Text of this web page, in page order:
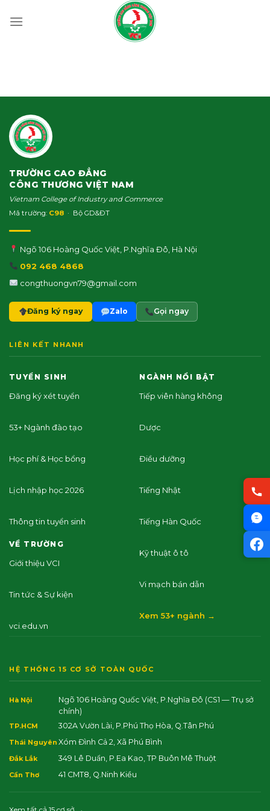
TRƯỜNG CAO ĐẲNG
CÔNG THƯƠNG VIỆT NAM
Vietnam College of Industry and Commerce
Mã trường: C98 · Bộ GD&ĐT
Ngõ 106 Hoàng Quốc Việt, P.Nghĩa Đô, Hà Nội
092 468 4868
congthuongvn79@gmail.com
Đăng ký ngay Zalo Gọi ngay
LIÊN KẾT NHANH
TUYỂN SINH
Đăng ký xét tuyển
53+ Ngành đào tạo
Học phí & Học bổng
Lịch nhập học 2026
Thông tin tuyển sinh
VỀ TRƯỜNG
Giới thiệu VCI
Tin tức & Sự kiện
vci.edu.vn
NGÀNH NỔI BẬT
Tiếp viên hàng không
Dược
Điều dưỡng
Tiếng Nhật
Tiếng Hàn Quốc
Kỹ thuật ô tô
Vi mạch bán dẫn
Xem 53+ ngành →
HỆ THỐNG 15 CƠ SỞ TOÀN QUỐC
Hà Nội Ngõ 106 Hoàng Quốc Việt, P.Nghĩa Đô (CS1 — Trụ sở
chính)
TP.HCM 302A Vườn Lài, P.Phú Thọ Hòa, Q.Tân Phú
Thái Nguyên Xóm Đình Cả 2, Xã Phú Bình
Đắk Lắk 349 Lê Duẩn, P.Ea Kao, TP Buôn Mê Thuột
Cần Thơ 41 CMT8, Q.Ninh Kiều
Xem tất cả 15 cơ sở →